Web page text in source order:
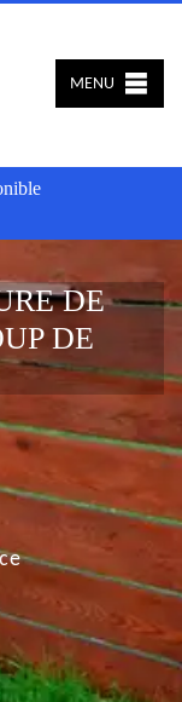
MENU
DE
DE